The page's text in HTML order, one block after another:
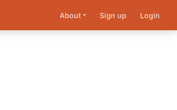
About Sign up Login